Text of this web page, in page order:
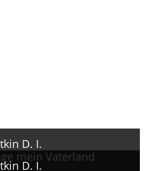
D. I.
mein Vaterland
D. I.